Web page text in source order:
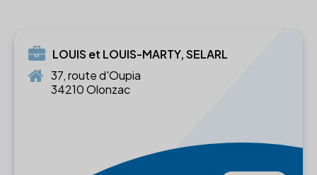
LOUIS et LOUIS-MARTY, SELARL
37, route d'Oupia
34210 Olonzac